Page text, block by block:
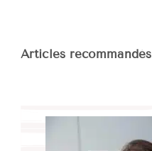
Articles recommandés